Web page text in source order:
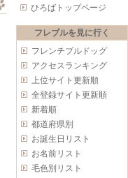
ひろばトップページ
フレブルを見に行く
フレンチブルドッグ
アクセスランキング
上位サイト更新順
全登録サイト更新順
新着順
都道府県別
お誕生日リスト
お名前リスト
毛色別リスト